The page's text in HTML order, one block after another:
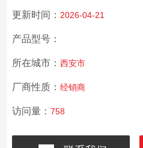
更新时间： 2026-04-21
产品型号：
所在城市： 西安市
厂商性质： 经销商
访问量： 758